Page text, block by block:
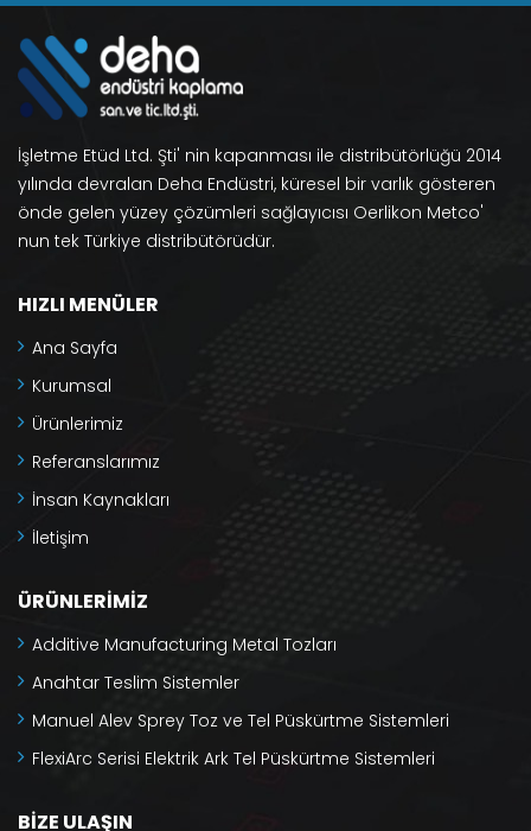
İşletme Etüd Ltd. Şti' nin kapanması ile distribütörlüğü 2014
yılında devralan Deha Endüstri, küresel bir varlık gösteren
önde gelen yüzey çözümleri sağlayıcısı Oerlikon Metco'
nun tek Türkiye distribütörüdür.
HIZLI MENÜLER
Ana Sayfa
Kurumsal
Ürünlerimiz
Referanslarımız
İnsan Kaynakları
İletişim
ÜRÜNLERIMIZ
Additive Manufacturing Metal Tozları
Anahtar Teslim Sistemler
Manuel Alev Sprey Toz ve Tel Püskürtme Sistemleri
FlexiArc Serisi Elektrik Ark Tel Püskürtme Sistemleri
BIZE ULAŞIN